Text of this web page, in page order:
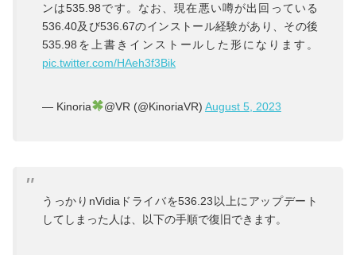
ンは535.98です。なお、現在悪い噂が出回っている
536.40及び536.67のインストール経験があり、その後
535.98を上書きインストールした形になります。
pic.twitter.com/HAeh3f3Bik
— Kinoria @VR (@KinoriaVR) August 5, 2023
うっかりnVidiaドライバを536.23以上にアップデート
してしまった人は、以下の手順で復旧できます。